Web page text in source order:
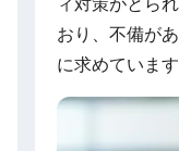
おり、不備が
に求めています